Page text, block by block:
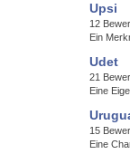
Upsi
12
Ein
Udet
21
Eine
15
Eine